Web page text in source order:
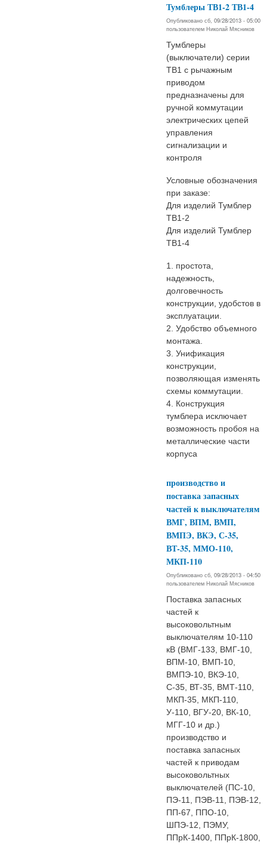
Тумблеры ТВ1-2 ТВ1-4
Опубликовано сб, 09/28/2013 - 05:00
пользователем Николай Мясников
Тумблеры
(выключатели) серии
ТВ1 с рычажным
приводом
предназначены для
ручной коммутации
электрических цепей
управления
сигнализации и
контроля
Условные обозначения
при заказе:
Для изделий Тумблер
ТВ1-2
Для изделий Тумблер
ТВ1-4
1. простота,
надежность,
долговечность
конструкции, удобстов в
эксплуатации.
2. Удобство объемного
монтажа.
3. Унификация
конструкции,
позволяющая изменять
схемы коммутации.
4. Конструкция
тумблера исключает
возможность пробоя на
металлические части
корпуса
производство и
поставка запасных
частей к выключателям
ВМГ, ВПМ, ВМП,
ВМПЭ, ВКЭ, С-35,
ВТ-35, ММО-110,
МКП-110
Опубликовано сб, 09/28/2013 - 04:50
пользователем Николай Мясников
Поставка запасных
частей к
высоковольтным
выключателям 10-110
кВ (ВМГ-133, ВМГ-10,
ВПМ-10, ВМП-10,
ВМПЭ-10, ВКЭ-10,
С-35, ВТ-35, ВМТ-110,
МКП-35, МКП-110,
У-110, ВГУ-20, ВК-10,
МГГ-10 и др.)
производство и
поставка запасных
частей к приводам
высоковольтных
выключателей (ПС-10,
ПЭ-11, ПЭВ-11, ПЭВ-12,
ПП-67, ППО-10,
ШПЭ-12, ПЭМУ,
ППрК-1400, ППрК-1800,